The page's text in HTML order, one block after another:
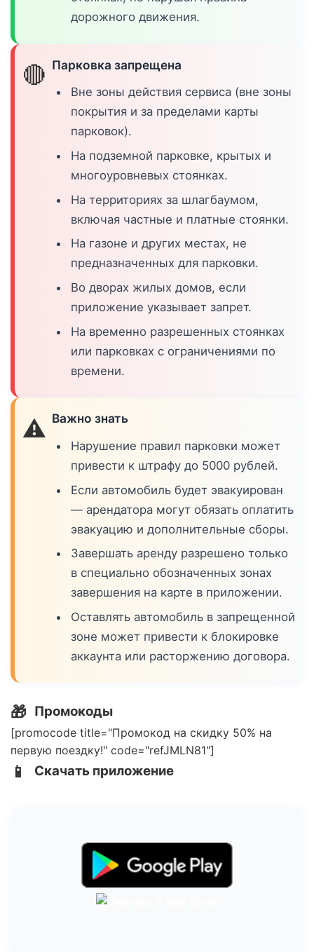
дорожного движения.
🔴 Парковка запрещена
Вне зоны действия сервиса (вне зоны
покрытия и за пределами карты
парковок).
На подземной парковке, крытых и
многоуровневых стоянках.
На территориях за шлагбаумом,
включая частные и платные стоянки.
На газоне и других местах, не
предназначенных для парковки.
Во дворах жилых домов, если
приложение указывает запрет.
На временно разрешенных стоянках
или парковках с ограничениями по
времени.
⚠️ Важно знать
Нарушение правил парковки может
привести к штрафу до 5000 рублей.
Если автомобиль будет эвакуирован
— арендатора могут обязать оплатить
эвакуацию и дополнительные сборы.
Завершать аренду разрешено только
в специально обозначенных зонах
завершения на карте в приложении.
Оставлять автомобиль в запрещенной
зоне может привести к блокировке
аккаунта или расторжению договора.
🎁 Промокоды
[promocode title="Промокод на скидку 50% на
первую поездку!" code="refJMLN81"]
📱 Скачать приложение